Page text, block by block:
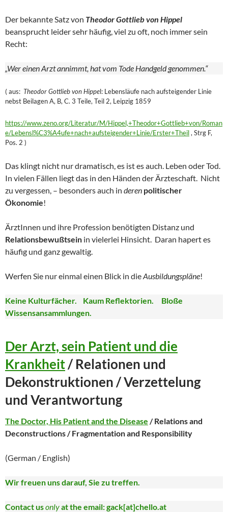
Der bekannte Satz von Theodor Gottlieb von Hippel
beansprucht leider sehr häufig, viel zu oft, noch immer sein
Recht:
„Wer einen Arzt annimmt, hat vom Tode Handgeld genommen.“
( aus: Theodor Gottlieb von Hippel: Lebensläufe nach aufsteigender Linie
nebst Beilagen A, B, C. 3 Teile, Teil 2, Leipzig 1859
https://www.zeno.org/Literatur/M/Hippel,+Theodor+Gottlieb+von/Roman
e/Lebensl%C3%A4ufe+nach+aufsteigender+Linie/Erster+Theil, Strg F,
Pos. 2 )
Das klingt nicht nur dramatisch, es ist es auch. Leben oder Tod.
In vielen Fällen liegt das in den Händen der Ärzteschaft. Nicht
zu vergessen, – besonders auch in deren politischer
Ökonomie!
ÄrztInnen und ihre Profession benötigten Distanz und
Relationsbewußtsein in vielerlei Hinsicht. Daran hapert es
häufig und ganz gewaltig.
Werfen Sie nur einmal einen Blick in dieAusbildungspläne!
Keine Kulturfächer. Kaum Reflektorien. Bloße
Wissensansammlungen.
Der Arzt, sein Patient und die
Krankheit/ Relationen und
Dekonstruktionen / Verzettelung
und Verantwortung
The Doctor, His Patient and the Disease / Relations and
Deconstructions / Fragmentation and Responsibility
(German / English)
Wir freuen uns darauf, Sie zu treffen.
Contact usonlyat the email: gack[at]chello.at